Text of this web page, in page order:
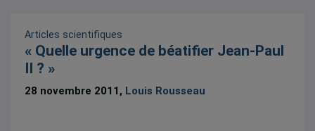
Articles scientifiques
« Quelle urgence de béatifier Jean-Paul
II ? »
28 novembre 2011, Louis Rousseau